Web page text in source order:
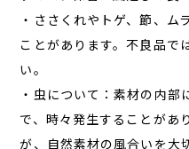
・ささくれやトゲ、節、ム
ことがあります。不良品で
い。
・虫について：素材の内部
で、時々発生することがあ
が、自然素材の風合いを大